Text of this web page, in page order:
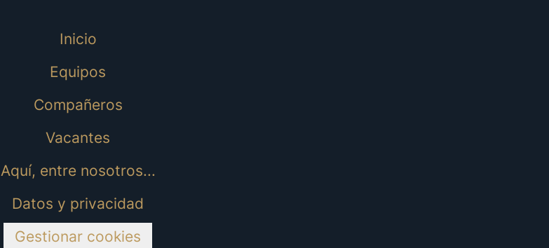
Inicio
Equipos
Compañeros
Vacantes
Aquí, entre nosotros...
Datos y privacidad
Gestionar cookies